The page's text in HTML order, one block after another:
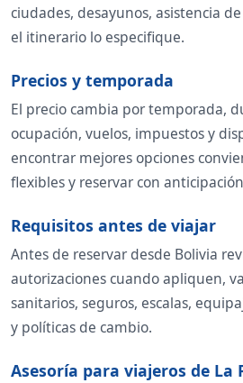
ciudades, desayunos, asistencia
el itinerario lo especifique.
Precios y temporada
El precio cambia por temporada,
ocupación, vuelos, impuestos y
encontrar mejores opciones
flexibles y reservar con
Requisitos antes de viajar
Antes de reservar desde Bolivia
autorizaciones cuando apliquen,
sanitarios, seguros, escalas,
y políticas de cambio.
Asesoría para viajeros de La